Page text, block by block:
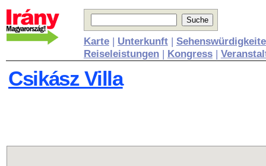
Karte| Unterkunft|
Reiseleistungen| Kongress|
Csikász Villa